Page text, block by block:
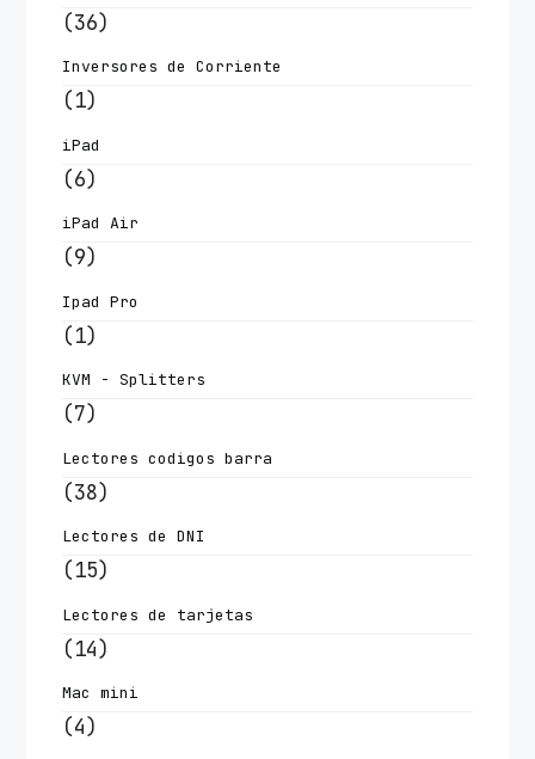
(36)
Inversores de Corriente
(1)
iPad
(6)
iPad Air
(9)
Ipad Pro
(1)
KVM - Splitters
(7)
Lectores codigos barra
(38)
Lectores de DNI
(15)
Lectores de tarjetas
(14)
Mac mini
(4)